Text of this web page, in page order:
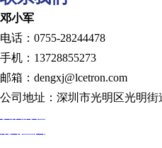
邓小军
电话：0755-28244478
手机：13728855273
邮箱：dengxj@lcetron.com
公司地址：深圳市光明区光明